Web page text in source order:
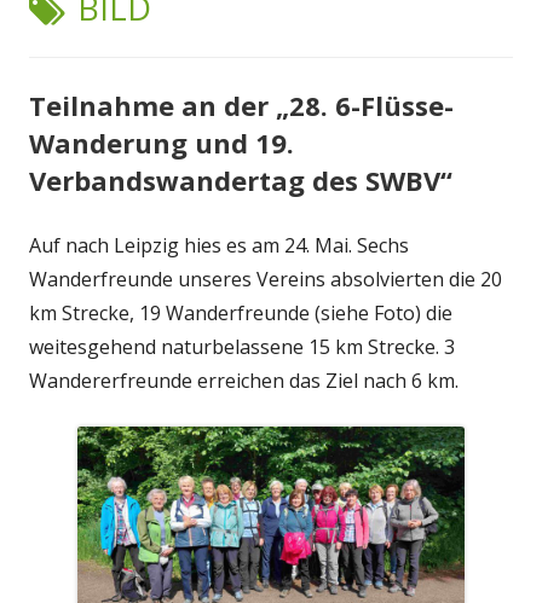
Teilnahme an der „28. 6-Flüsse-
Wanderung und 19.
Verbandswandertag des SWBV“
Auf nach Leipzig hies es am 24. Mai. Sechs
Wanderfreunde unseres Vereins absolvierten die 20
km Strecke, 19 Wanderfreunde (siehe Foto) die
weitesgehend naturbelassene 15 km Strecke. 3
Wandererfreunde erreichen das Ziel nach 6 km.